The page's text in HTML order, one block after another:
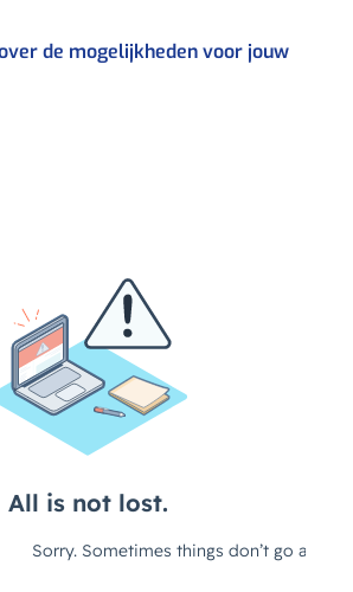
de mogelijkheden voor jouw